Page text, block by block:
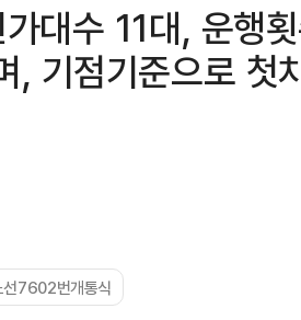
대수 11대, 운행
기점기준으로 첫
선7602번개통식